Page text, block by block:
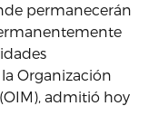
permanecerán
Organización
admitió hoy